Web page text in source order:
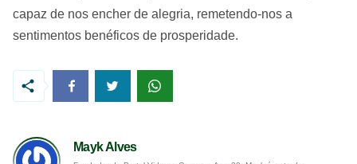
capaz de nos encher de alegria, remetendo-nos a
sentimentos benéficos de prosperidade.
Mayk Alves